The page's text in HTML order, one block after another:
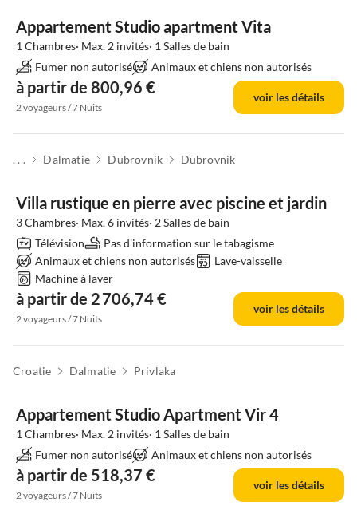
Appartement Studio apartment Vita
1 Chambres· Max. 2 invités· 1 Salles de bain
Fumer non autorisé
Animaux et chiens non autorisés
à partir de 800,96 €
2 voyageurs / 7 Nuits
voir les détails
. . . Dalmatie Dubrovnik Dubrovnik
Villa rustique en pierre avec piscine et jardin
3 Chambres· Max. 6 invités· 2 Salles de bain
Télévision
Pas d'information sur le tabagisme
Animaux et chiens non autorisés
Lave-vaisselle
Machine à laver
à partir de 2 706,74 €
2 voyageurs / 7 Nuits
voir les détails
Croatie Dalmatie Privlaka
Appartement Studio Apartment Vir 4
1 Chambres· Max. 2 invités· 1 Salles de bain
Fumer non autorisé
Animaux et chiens non autorisés
à partir de 518,37 €
2 voyageurs / 7 Nuits
voir les détails